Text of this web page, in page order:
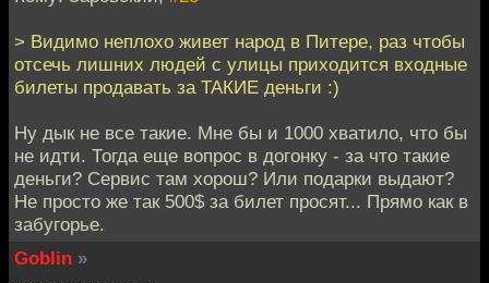
> Видимо неплохо живет народ в Питере, раз чтобы
отсечь лишних людей с улицы приходится входные
билеты продавать за ТАКИЕ деньги :)
Ну дык не все такие. Мне бы и 1000 хватило, что бы
не идти. Тогда еще вопрос в догонку - за что такие
деньги? Сервис там хорош? Или подарки выдают?
Не просто же так 500$ за билет просят... Прямо как в
забугорье.
Goblin »